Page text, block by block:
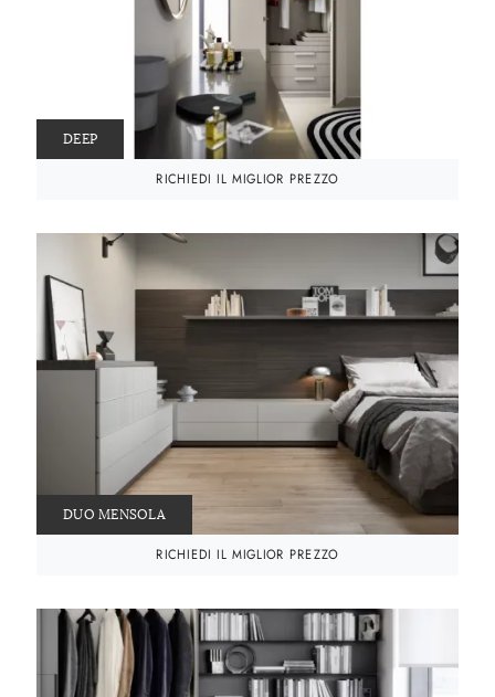
DEEP
RICHIEDI IL MIGLIOR PREZZO
DUO MENSOLA
RICHIEDI IL MIGLIOR PREZZO